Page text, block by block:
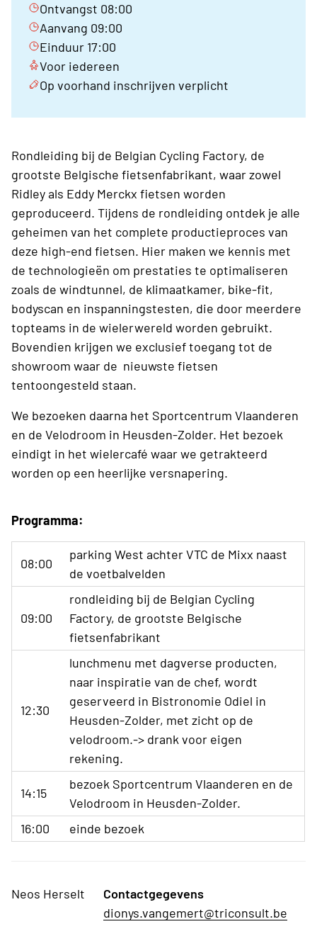
Ontvangst 08:00
Aanvang 09:00
Einduur 17:00
Voor iedereen
Op voorhand inschrijven verplicht
Rondleiding bij de Belgian Cycling Factory, de
grootste Belgische fietsenfabrikant, waar zowel
Ridley als Eddy Merckx fietsen worden
geproduceerd. Tijdens de rondleiding ontdek je alle
geheimen van het complete productieproces van
deze high-end fietsen. Hier maken we kennis met
de technologieën om prestaties te optimaliseren
zoals de windtunnel, de klimaatkamer, bike-fit,
bodyscan en inspanningstesten, die door meerdere
topteams in de wielerwereld worden gebruikt.
Bovendien krijgen we exclusief toegang tot de
showroom waar de nieuwste fietsen
tentoongesteld staan.
We bezoeken daarna het Sportcentrum Vlaanderen
en de Velodroom in Heusden-Zolder. Het bezoek
eindigt in het wielercafé waar we getrakteerd
worden op een heerlijke versnapering.
Programma:
08:00
parking West achter VTC de Mixx naast
de voetbalvelden
09:00
rondleiding bij de Belgian Cycling
Factory, de grootste Belgische
fietsenfabrikant
12:30
lunchmenu met dagverse producten,
naar inspiratie van de chef, wordt
geserveerd in Bistronomie Odiel in
Heusden-Zolder, met zicht op de
velodroom.-> drank voor eigen
rekening.
14:15
bezoek Sportcentrum Vlaanderen en de
Velodroom in Heusden-Zolder.
16:00
einde bezoek
Neos Herselt
Contactgegevens
dionys.vangemert@triconsult.be